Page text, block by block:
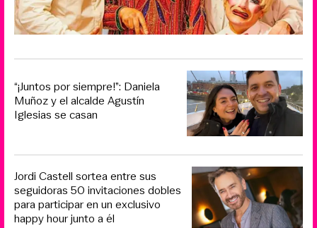
“¡Juntos por siempre!”: Daniela
Muñoz y el alcalde Agustín
Iglesias se casan
Jordi Castell sortea entre sus
seguidoras 50 invitaciones dobles
para participar en un exclusivo
happy hour junto a él